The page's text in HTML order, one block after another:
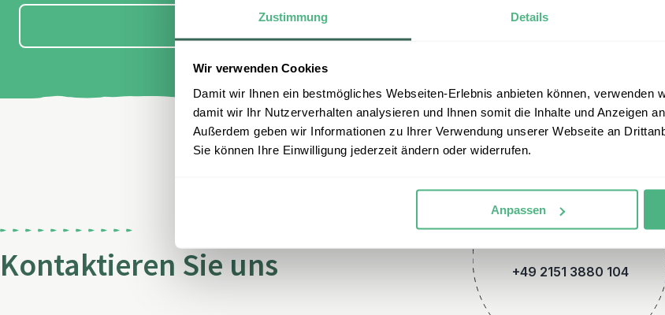
Zustimmung Details
Wir verwenden Cookies
Damit wir Ihnen ein bestmögliches Webseiten-Erlebnis anbieten können, verwenden
damit wir Ihr Nutzerverhalten analysieren und Ihnen somit die Inhalte und Anzeigen
Außerdem geben wir Informationen zu Ihrer Verwendung unserer Webseite an
Sie können Ihre Einwilligung jederzeit ändern oder widerrufen.
Anpassen
Anmelden
Kontaktieren Sie uns
Telefon
+49 2151 3880 104